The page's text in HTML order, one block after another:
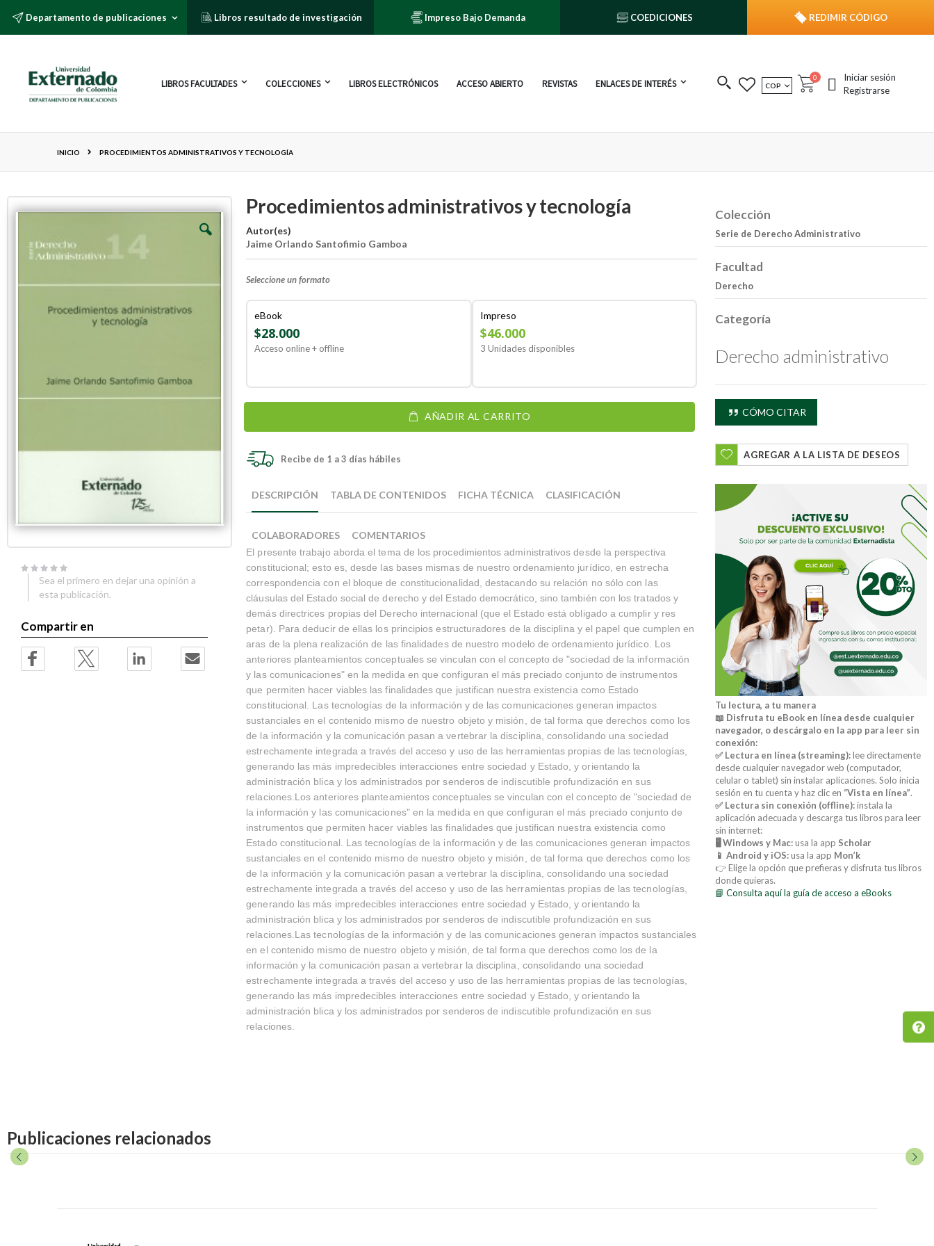
Departamento de publicaciones Libros resultado de investigación Impreso Bajo Demanda COEDICIONES REDIMIR CÓDIGO
LIBROS FACULTADES COLECCIONES LIBROS ELECTRÓNICOS ACCESO ABIERTO REVISTAS ENLACES DE INTERÉS MONEDA
COP Cart
0 publicacionesIniciar sesión
Registrarse
INICIO PROCEDIMIENTOS ADMINISTRATIVOS Y TECNOLOGÍA
Procedimientos administrativos y tecnología
Autor(es)
Jaime Orlando Santofimio Gamboa
Seleccione un formato
eBook
$28.000
Acceso online + offline
Impreso
$46.000
3 Unidades disponibles
AÑADIR AL CARRITO
Recibe de 1 a 3 días hábiles
to
end
the
images
gallery
to
beginning
the
images
gallery
DESCRIPCIÓN
El presente trabajo aborda el tema de los procedimientos administrativos desde la perspectiva
constitucional; esto es, desde las bases mismas de nuestro ordenamiento jurídico, en estrecha
correspondencia con el bloque de constitucionalidad, destacando su relación no sólo con las
cláusulas del Estado social de derecho y del Estado democrático, sino también con los tratados y
demás directrices propias del Derecho internacional (que el Estado está obligado a cumplir y res
petar). Para deducir de ellas los principios estructuradores de la disciplina y el papel que cumplen en
aras de la plena realización de las finalidades de nuestro modelo de ordenamiento jurídico. Los
anteriores planteamientos conceptuales se vinculan con el concepto de "sociedad de la información
y las comunicaciones" en la medida en que configuran el más preciado conjunto de instrumentos
que permiten hacer viables las finalidades que justifican nuestra existencia como Estado
constitucional. Las tecnologías de la información y de las comunicaciones generan impactos
sustanciales en el contenido mismo de nuestro objeto y misión, de tal forma que derechos como los
de la información y la comunicación pasan a vertebrar la disciplina, consolidando una sociedad
estrechamente integrada a través del acceso y uso de las herramientas propias de las tecnologías,
generando las más impredecibles interacciones entre sociedad y Estado, y orientando la
administración blica y los administrados por senderos de indiscutible profundización en sus
relaciones.Los anteriores planteamientos conceptuales se vinculan con el concepto de "sociedad de
la información y las comunicaciones" en la medida en que configuran el más preciado conjunto de
instrumentos que permiten hacer viables las finalidades que justifican nuestra existencia como
Estado constitucional. Las tecnologías de la información y de las comunicaciones generan impactos
sustanciales en el contenido mismo de nuestro objeto y misión, de tal forma que derechos como los
de la información y la comunicación pasan a vertebrar la disciplina, consolidando una sociedad
estrechamente integrada a través del acceso y uso de las herramientas propias de las tecnologías,
generando las más impredecibles interacciones entre sociedad y Estado, y orientando la
administración blica y los administrados por senderos de indiscutible profundización en sus
relaciones.Las tecnologías de la información y de las comunicaciones generan impactos sustanciales
en el contenido mismo de nuestro objeto y misión, de tal forma que derechos como los de la
información y la comunicación pasan a vertebrar la disciplina, consolidando una sociedad
estrechamente integrada a través del acceso y uso de las herramientas propias de las tecnologías,
generando las más impredecibles interacciones entre sociedad y Estado, y orientando la
administración blica y los administrados por senderos de indiscutible profundización en sus
relaciones.
TABLA DE CONTENIDOS FICHA TÉCNICA CLASIFICACIÓN
COLABORADORES COMENTARIOS
Sea el primero en dejar una opinión a
esta publicación.
Compartir en
Colección
Serie de Derecho Administrativo
Facultad
Derecho
Categoría
Derecho administrativo
CÓMO CITAR
AGREGAR A LA LISTA DE DESEOS
Tu lectura, a tu manera
📖 Disfruta tu eBook en línea desde cualquier
navegador, o descárgalo en la app para leer sin
conexión:
✅ Lectura en línea (streaming):lee directamente
desde cualquier navegador web (computador,
celular o tablet) sin instalar aplicaciones. Solo inicia
sesión en tu cuenta y haz clic en “Vista en línea”.
✅ Lectura sin conexión (offline):instala la
aplicación adecuada y descarga tus libros para leer
sin internet:
🖥️ Windows y Mac:usa la app Scholar
📱 Android y iOS:usa la app Mon’k
👉 Elige la opción que prefieras y disfruta tus libros
donde quieras.
📘 Consulta aquí la guía de acceso a eBooks
Publicaciones relacionados